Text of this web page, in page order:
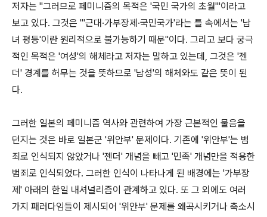
저자는 "그러므로 페미니즘의 목적은 '국민 국가의 초월'"이라고
보고 있다. 그것은 "'근대·가부장제·국민국가'라는 틀 속에서는 '남
녀 평등'이란 원리적으로 불가능하기 때문"이다. 그리고 보다 궁극
적인 목적은 '여성'의 해체라고 저자는 말하고 있는데, 그것은 '젠
더' 경계를 허무는 것을 뜻하므로 '남성'의 해체와도 같은 뜻이 된
다.
그러한 일본의 페미니즘 역사와 관련하여 가장 근본적인 물음을
던지는 것은 바로 일본군 '위안부' 문제이다. 기존에 '위안부'는 범
죄로 인식되지 않았거나 '젠더' 개념을 빼고 '민족' 개념만을 적용한
범죄로 인식되었다. 그러한 인식이 나타나게 된 배경에는 '가부장
제' 아래의 한일 내셔널리즘이 관계하고 있다. 또 그 외에도 여러
가지 패러다임들이 제시되어 '위안부' 문제를 왜곡시키거나 축소시